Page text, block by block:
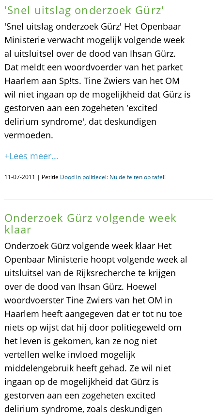
'Snel uitslag onderzoek Gürz'
'Snel uitslag onderzoek Gürz' Het Openbaar
Ministerie verwacht mogelijk volgende week
al uitsluitsel over de dood van Ihsan Gürz.
Dat meldt een woordvoerder van het parket
Haarlem aan Sp!ts. Tine Zwiers van het OM
wil niet ingaan op de mogelijkheid dat Gürz is
gestorven aan een zogeheten 'excited
delirium syndrome', dat deskundigen
vermoeden.
+Lees meer...
11-07-2011 | Petitie Dood in politiecel: Nu de feiten op tafel!
Onderzoek Gürz volgende week
klaar
Onderzoek Gürz volgende week klaar Het
Openbaar Ministerie hoopt volgende week al
uitsluitsel van de Rijksrecherche te krijgen
over de dood van Ihsan Gürz. Hoewel
woordvoerster Tine Zwiers van het OM in
Haarlem heeft aangegeven dat er tot nu toe
niets op wijst dat hij door politiegeweld om
het leven is gekomen, kan ze nog niet
vertellen welke invloed mogelijk
middelengebruik heeft gehad. Ze wil niet
ingaan op de mogelijkheid dat Gürz is
gestorven aan een zogeheten excited
delirium syndrome, zoals deskundigen